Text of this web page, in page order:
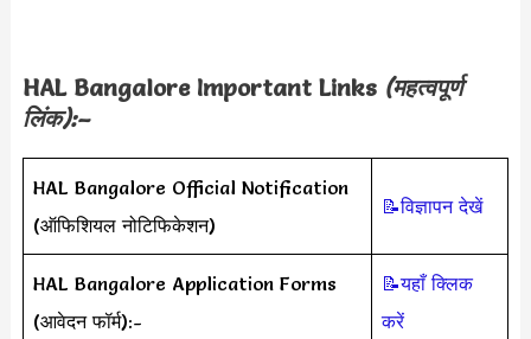
HAL Bangalore Important Links (महत्वपूर्ण
लिंक):–
HAL Bangalore Official Notification
(ऑफिशियल नोटिफिकेशन)
📝विज्ञापन देखें
HAL Bangalore Application Forms
(आवेदन फॉर्म):-
📝यहाँ क्लिक
करें